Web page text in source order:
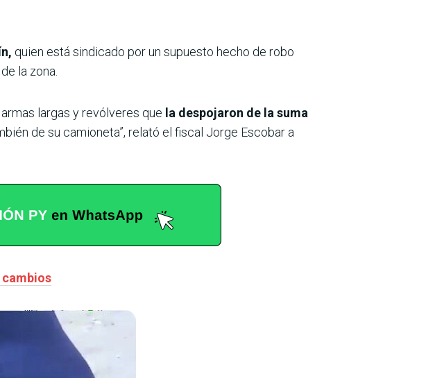
quien está sindicado por un supuesto hecho de robo
la zona.
largas y revólveres que la despojaron de la suma
de su camioneta”, relató el fiscal Jorge Escobar a